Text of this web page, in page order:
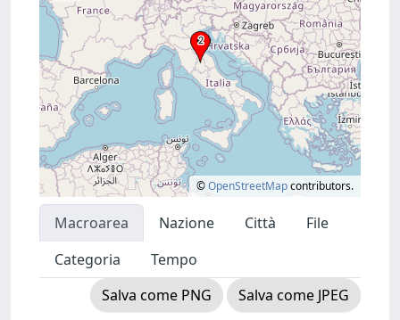
©OpenStreetMapcontributors.
Macroarea Nazione Città
File
Categoria
Tempo
Salva come PNG
Salva come JPEG